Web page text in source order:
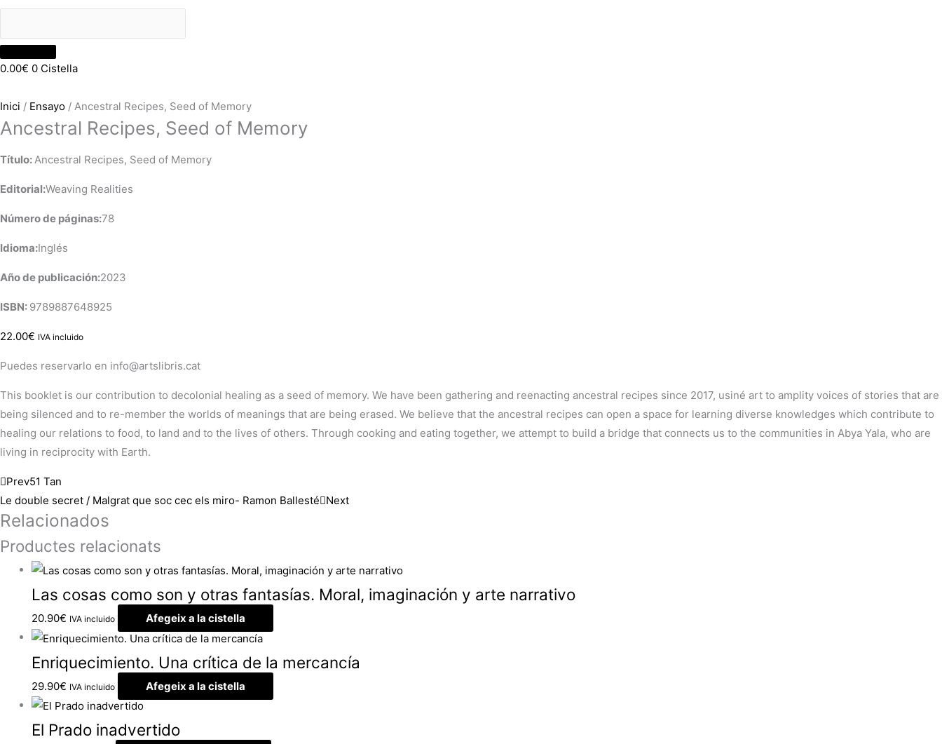
0.00€ 0 Cistella
Inici / Ensayo / Ancestral Recipes, Seed of Memory
Ancestral Recipes, Seed of Memory
Título:Ancestral Recipes, Seed of Memory
Editorial:Weaving Realities
Número de páginas:78
Idioma:Inglés
Año de publicación:2023
ISBN: 9789887648925
22.00€ IVA incluido
Puedes reservarlo en info@artslibris.cat
This booklet is our contribution to decolonial healing as a seed of memory. We have been gathering and reenacting ancestral recipes since 2017, usiné art to amplity voices of stories that are
being silenced and to re-member the worlds of meanings that are being erased. We believe that the ancestral recipes can open a space for learning diverse knowledges which contribute to
healing our relations to food, to land and to the lives of others. Through cooking and eating together, we attempt to build a bridge that connects us to the communities in Abya Yala, who are
living in reciprocity with Earth.
Prev51 Tan
Le double secret / Malgrat que soc cec els miro- Ramon Ballesté Next
Relacionados
Productes relacionats
Las cosas como son y otras fantasías. Moral, imaginación y arte narrativo
20.90€ IVA incluido Afegeix a la cistella
Enriquecimiento. Una crítica de la mercancía
29.90€ IVA incluido Afegeix a la cistella
El Prado inadvertido